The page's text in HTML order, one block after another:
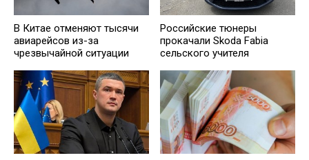
В Китае отменяют тысячи
авиарейсов из-за
чрезвычайной ситуации
Российские тюнеры
прокачали Skoda Fabia
сельского учителя